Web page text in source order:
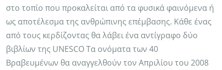
στο τοπίο που προκαλείται από τα φυσικά φαινόμενα ή
ως αποτέλεσμα της ανθρώπινης επέμβασης. Κάθε ένας
από τους κερδίζοντας θα λάβει ένα αντίγραφο δύο
βιβλίων της UNESCO Τα ονόματα των 40
Βραβευμένων θα αναγγελθούν τον Απριλίου του 2008